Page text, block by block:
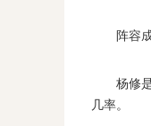
阵容成
杨修是
几率。